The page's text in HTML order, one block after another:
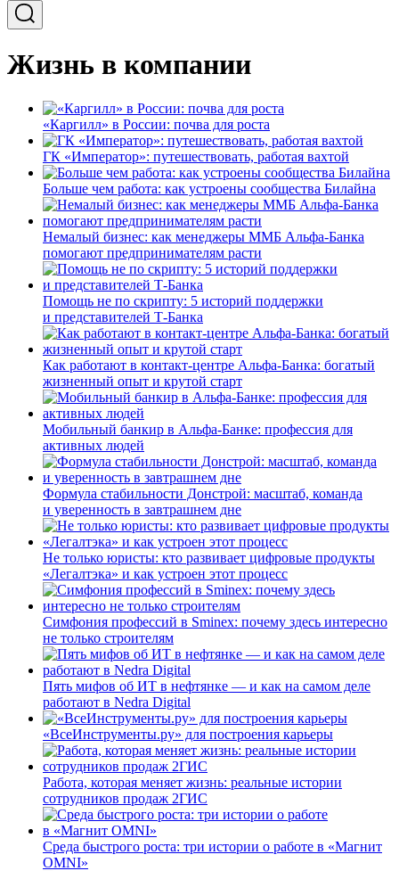
Жизнь в компании
«Каргилл» в России: почва для роста
ГК «Император»: путешествовать, работая вахтой
Больше чем работа: как устроены сообщества Билайна
Немалый бизнес: как менеджеры ММБ Альфа-Банка
помогают предпринимателям расти
Помощь не по скрипту: 5 историй поддержки
и представителей Т-Банка
Как работают в контакт-центре Альфа-Банка: богатый
жизненный опыт и крутой старт
Мобильный банкир в Альфа-Банке: профессия для
активных людей
Формула стабильности Донстрой: масштаб, команда
и уверенность в завтрашнем дне
Не только юристы: кто развивает цифровые продукты
«Легалтэка» и как устроен этот процесс
Симфония профессий в Sminex: почему здесь интересно
не только строителям
Пять мифов об ИТ в нефтянке — и как на самом деле
работают в Nedra Digital
«ВсеИнструменты.ру» для построения карьеры
Работа, которая меняет жизнь: реальные истории
сотрудников продаж 2ГИС
Среда быстрого роста: три истории о работе в «Магнит
OMNI»